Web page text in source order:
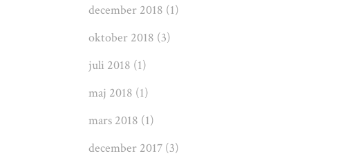
december 2018 (1)
oktober 2018 (3)
juli 2018 (1)
maj 2018 (1)
mars 2018 (1)
december 2017 (3)